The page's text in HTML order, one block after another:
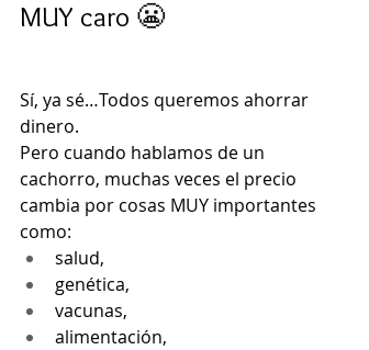
MUY caro 😬
Sí, ya sé…Todos queremos ahorrar
dinero.
Pero cuando hablamos de un
cachorro, muchas veces el precio
cambia por cosas MUY importantes
como:
salud,
genética,
vacunas,
alimentación,